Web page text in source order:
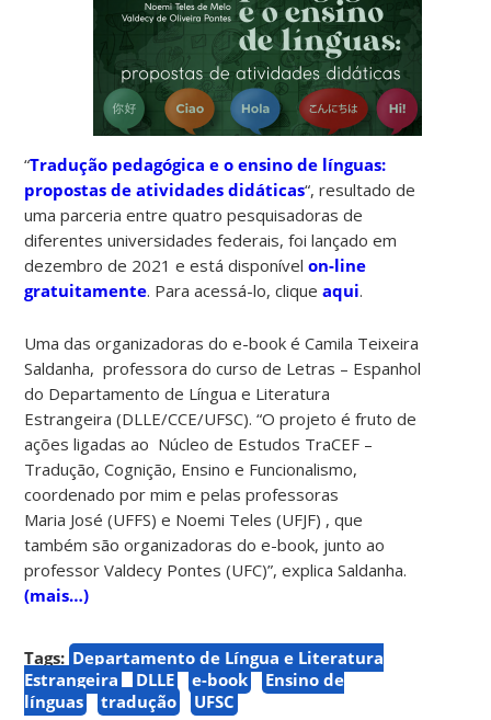
“Tradução pedagógica e o ensino de línguas:
propostas de atividades didáticas“, resultado de
uma parceria entre quatro pesquisadoras de
diferentes universidades federais, foi lançado em
dezembro de 2021 e está disponívelon-line
gratuitamente. Para acessá-lo, cliqueaqui.
Uma das organizadoras do e-book é Camila Teixeira
Saldanha, professora do curso de Letras – Espanhol
do Departamento de Língua e Literatura
Estrangeira (DLLE/CCE/UFSC). “O projeto é fruto de
ações ligadas ao Núcleo de Estudos TraCEF –
Tradução, Cognição, Ensino e Funcionalismo,
coordenado por mim e pelas professoras
Maria José (UFFS) e Noemi Teles (UFJF) , que
também são organizadoras do e-book, junto ao
professor Valdecy Pontes (UFC)”, explica Saldanha.
(mais…)
Tags: Departamento de Língua e Literatura
Estrangeira
DLLE e-book
Ensino de
línguas
tradução UFSC